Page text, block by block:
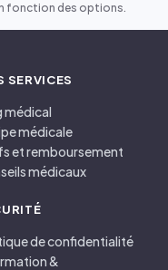
fonction des options.
SERVICES
médical
médicale
et remboursement
médicaux
de confidentialité
&